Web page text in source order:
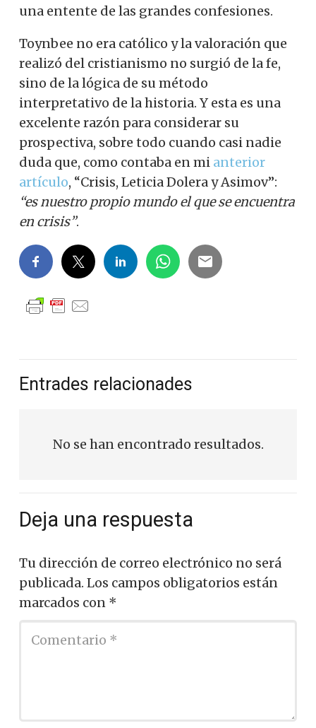
una entente de las grandes confesiones.
Toynbee no era católico y la valoración que
realizó del cristianismo no surgió de la fe,
sino de la lógica de su método
interpretativo de la historia. Y esta es una
excelente razón para considerar su
prospectiva, sobre todo cuando casi nadie
duda que, como contaba en mi anterior
artículo, “Crisis, Leticia Dolera y Asimov”:
“es nuestro propio mundo el que se encuentra
en crisis”.
Entrades relacionades
No se han encontrado resultados.
Deja una respuesta
Tu dirección de correo electrónico no será
publicada. Los campos obligatorios están
marcados con *